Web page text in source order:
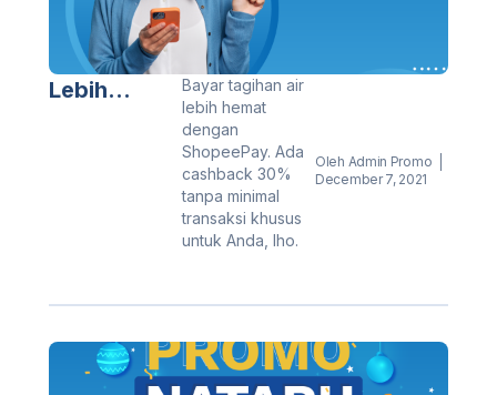
Lebih
Bayar tagihan air
lebih hemat
dengan
ShopeePay. Ada
cashback 30%
tanpa minimal
transaksi khusus
untuk Anda, lho.
Oleh Admin Promo
December 7, 2021